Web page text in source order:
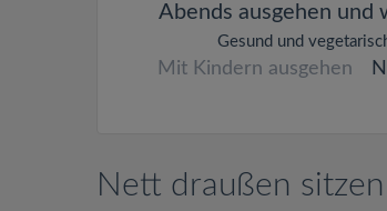
Abends ausgehen und
Gesund und
Mit Kindern ausgehen
Nett draußen